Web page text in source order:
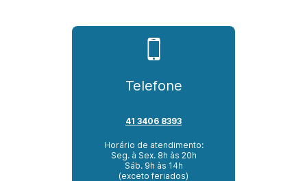
Telefone
41 3406 8393
Horário de atendimento:
Seg. à Sex. 8h às 20h
Sáb. 9h às 14h
(exceto feriados)